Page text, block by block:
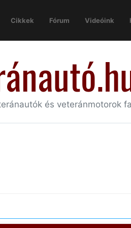
Cikkek Fórum Videóink
és veteránmotorok